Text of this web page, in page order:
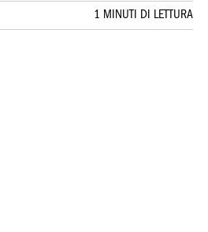
1 MINUTI DI LETTURA